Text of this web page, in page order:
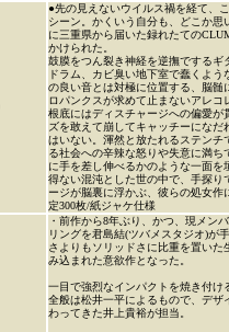
●先の見えないウイルス禍を経て、
シーン。かくいう自分も、どこか
に三重県から届いた録れたての
かけられた。
鼓膜をつん裂き神経を逆撫でする
ドラム、カビ臭い地下室で蠢くよ
の良い音とは対極に位置する、脳髄
ロパンクスが求めて止まないアレ
根底にはディスチャージへの偏愛が
ズを敢えて崩してキャッチーにな
はいない。渾然と放たれるステンチ
る社会への辛辣な怒りや失意に満
に手を差し伸べるかのような一面
得ない混沌とした世の中で、手探り
ージが脳裏に浮かぶ、彼らの処女作
定300枚/紙ジャケ仕様
・前作から8年ぶり、かつ、現メン
リングを君島結(ツバメスタジオ)が
さよりもソリッドさに比重を置い
み込まれた意欲作となった。
一目で強烈なインパクトを焼き付け
全般は松井一平によるもので、デザ
わってきた井上貴裕が担当。